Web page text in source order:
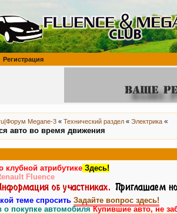
Регистрация
Megane-3 « Технический раздел « Электрика «
авто во время движения
атрибутике Здесь!
Fluence
теме спросить Задайте вопрос здесь!
о покупке автомобиляКупившие авто, не